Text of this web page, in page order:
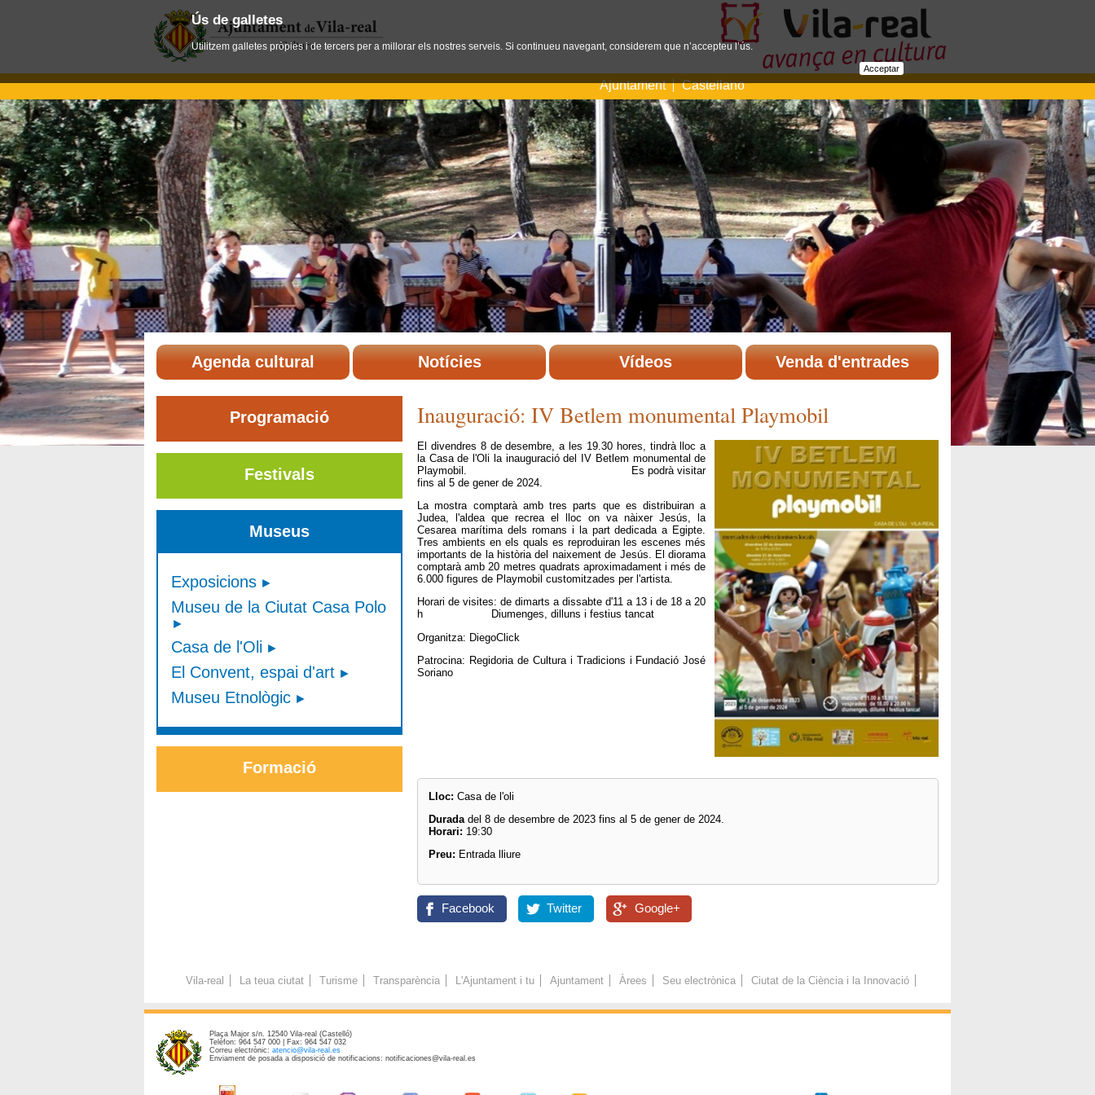
Ajuntament Castellano
Agenda cultural Notícies Vídeos Venda d'entrades
Inauguració: IV Betlem monumental Playmobil
El divendres 8 de desembre, a les 19.30 hores, tindrà lloc a
la Casa de l'Oli la inauguració del IV Betlem monumental de
Playmobil. Es podrà visitar
fins al 5 de gener de 2024.
La mostra comptarà amb tres parts que es distribuiran a
Judea, l'aldea que recrea el lloc on va nàixer Jesús, la
Cesarea marítima dels romans i la part dedicada a Egipte.
Tres ambients en els quals es reproduiran les escenes més
importants de la història del naixement de Jesús. El diorama
comptarà amb 20 metres quadrats aproximadament i més de
6.000 figures de Playmobil customitzades per l'artista.
Horari de visites: de dimarts a dissabte d'11 a 13 i de 18 a 20
h Diumenges, dilluns i festius tancat
Organitza: DiegoClick
Patrocina: Regidoria de Cultura i Tradicions i Fundació José
Soriano
Lloc: Casa de l'oli
Duradadel 8 de desembre de 2023 fins al 5 de gener de 2024.
Horari: 19:30
Preu: Entrada lliure
Facebook Twitter Google+
Programació
Festivals
Museus
Exposicions
Museu de la Ciutat Casa Polo
Casa de l'Oli
El Convent, espai d'art
Museu Etnològic
Formació
Vila-real La teua ciutat Turisme Transparència L'Ajuntament i tu Ajuntament Àrees Seu electrònica Ciutat de la Ciència i la Innovació
Plaça Major s/n. 12540 Vila-real (Castelló)
Telèfon: 964 547 000 | Fax: 964 547 032
Correu electrònic: atencio@vila-real.es
Enviament de posada a disposició de notificacions: notificaciones@vila-real.es
Ús de galletes
Utilitzem galletes pròpies i de tercers per a millorar els nostres serveis. Si continueu navegant, considerem que n’accepteu l’ús.
Acceptar